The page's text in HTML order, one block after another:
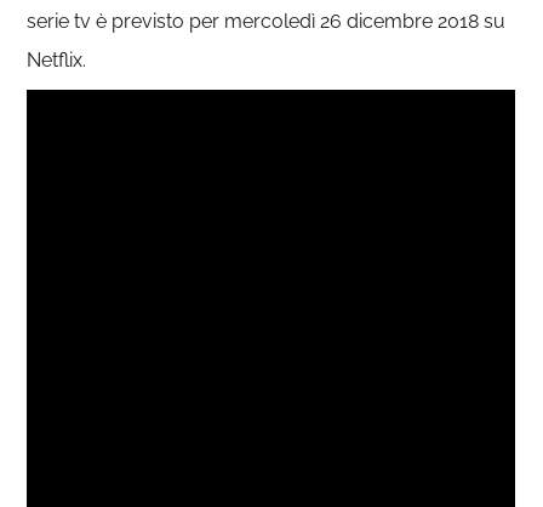
serie tv è previsto per mercoledì 26 dicembre 2018 su
Netflix.